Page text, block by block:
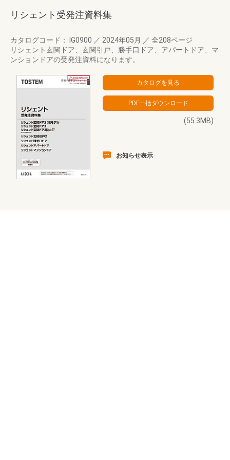
リシェント受発注資料集
カタログコード： IG0900 ／ 2024年05月 ／ 全208ページ
リシェント玄関ドア、玄関引戸、勝手口ドア、アパートドア、マ
ンションドアの受発注資料になります。
(55.3MB)
お知らせ表示